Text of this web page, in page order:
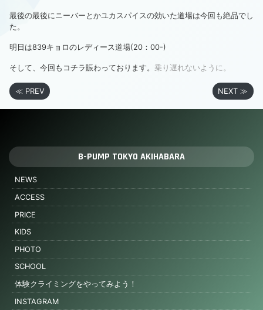
最後の最後にニーバーとかユカスパイスの効いた道場は今回も絶品でし
た。
明日は839キョロのレディース道場(20：00-)
そして、今回もコチラ賑わっております。 乗り遅れないように。
≪ PREV NEXT ≫
B-PUMP TOKYO AKIHABARA
NEWS
ACCESS
PRICE
KIDS
PHOTO
SCHOOL
体験クライミングをやってみよう！
INSTAGRAM